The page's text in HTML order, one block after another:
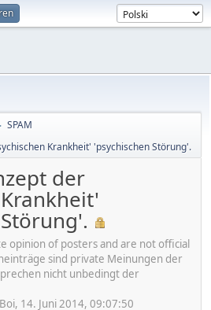
SPAM
Krankheit' 'psychischen Störung'.
der
opinion of posters and are not official
sind private Meinungen der
nicht unbedingt der
14. Juni 2014, 09:07:50